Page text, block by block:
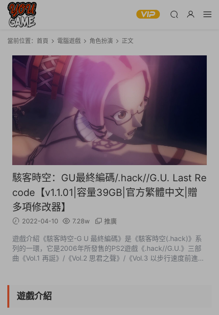
當前位置： 首頁 電腦遊戲 角色扮演 正文
駭客時空：GU最終編碼/.hack//G.U. Last Re
code【v1.1.01|容量39GB|官方繁體中文|贈
多項修改器】
2022-04-10 7.28w 推廣
遊戲介紹《駭客時空-G U 最終編碼》是《駭客時空(.hack)》系
列的一環，它是2006年所發售的PS2遊戲《.hack//G.U.》三部
曲《Vol.1 再誕》/《Vol.2 思君之聲》/《Vol.3 以步行速度前進》
遊戲介紹